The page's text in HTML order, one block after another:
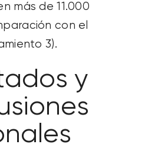
más de 11.000
con el
3).
y